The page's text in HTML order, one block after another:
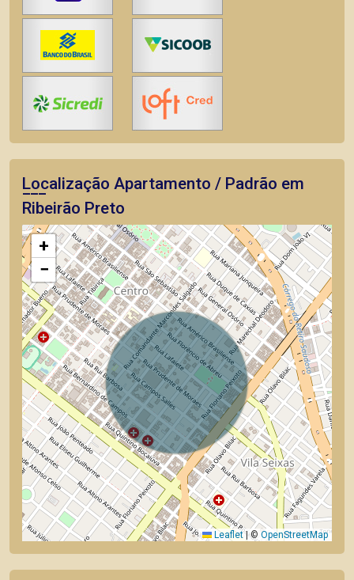
Localização Apartamento / Padrão em
Ribeirão Preto
+
−
Leaflet |© OpenStreetMap